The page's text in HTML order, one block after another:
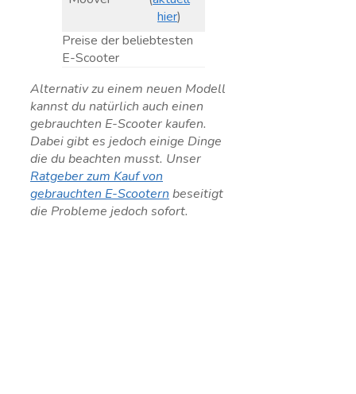
hier)
Preise der beliebtesten
E-Scooter
Alternativ zu einem neuen Modell
kannst du natürlich auch einen
gebrauchten E-Scooter kaufen.
Dabei gibt es jedoch einige Dinge
die du beachten musst. Unser
Ratgeber zum Kauf von
gebrauchten E-Scootern beseitigt
die Probleme jedoch sofort.